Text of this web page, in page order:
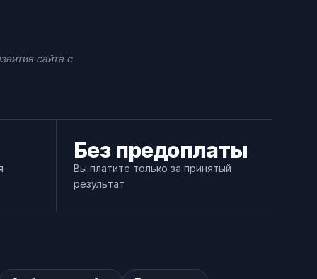
сайта с
Без предоплаты
Вы платите только за принятый
результат